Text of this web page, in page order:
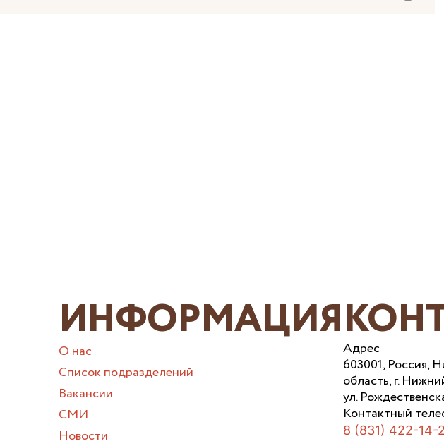
ИНФОРМАЦИЯ
О нас
Список подразделений
Вакансии
СМИ
Новости
Адрес
603001, Россия,
область, г.
ул.
Контактный
8 (831) 422-14-